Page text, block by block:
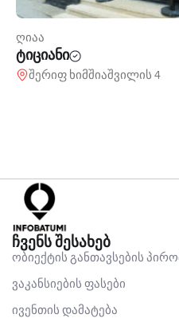
ღიაა
ტიციანი
შერიფ ხიმშიაშვილის 4
ჩვენს შესახებ
ობიექტის განთავსების
ვაკანსიების ფასები
ივენთის დამატება